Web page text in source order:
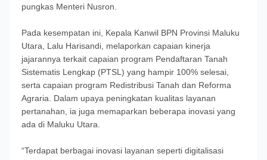
pungkas Menteri Nusron.
Pada kesempatan ini, Kepala Kanwil BPN Provinsi Maluku
Utara, Lalu Harisandi, melaporkan capaian kinerja
jajarannya terkait capaian program Pendaftaran Tanah
Sistematis Lengkap (PTSL) yang hampir 100% selesai,
serta capaian program Redistribusi Tanah dan Reforma
Agraria. Dalam upaya peningkatan kualitas layanan
pertanahan, ia juga memaparkan beberapa inovasi yang
ada di Maluku Utara.
“Terdapat berbagai inovasi layanan seperti digitalisasi